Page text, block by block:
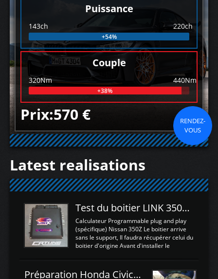
Puissance
143ch 220ch
+54%
Couple
320Nm 440Nm
+38%
Prix:570 €
RENDEZ-
VOUS
Latest realisations
Test du boitier LINK 350Z Plugin ECU
Calculateur Programmable plug and play
(spécifique) Nissan 350Z Le boitier arrive
sans le support, Il faudra récupérer celui du
boitier d'origine Avant d'installer le
d'envoyer l'information de la large bande
Préparation Honda Civic Type R FK2